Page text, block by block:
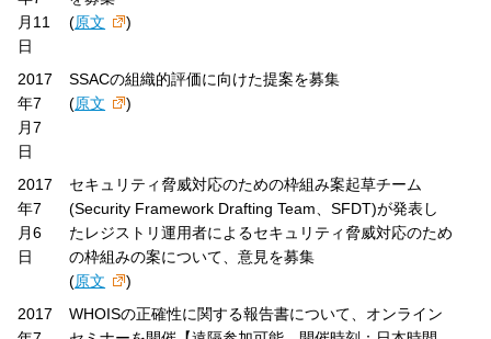
月11
日
(原文 )
2017
年7
月7
日
SSACの組織的評価に向けた提案を募集
(原文 )
2017
年7
月6
日
セキュリティ脅威対応のための枠組み案起草チーム
(Security Framework Drafting Team、SFDT)が発表し
たレジストリ運用者によるセキュリティ脅威対応のため
の枠組みの案について、意見を募集
(原文
)
2017
WHOISの正確性に関する報告書について、オンライン